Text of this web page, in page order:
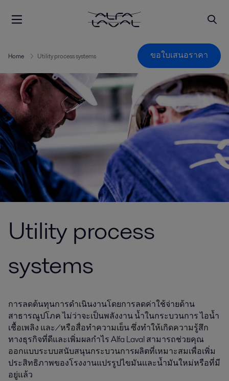
Home Utility process systems ขอใบเสนอราคา
Utility process
systems
การลดต้นทุนการดำเนินงานโดยการลดค่าใช้จ่ายด้าน
สาธารณูปโภค ไม่ว่าจะเป็นพลังงาน น้ำในกระบวนการ ไอน้ำ
เชื้อเพลิง และ/หรือสื่อทำความเย็น ซึ่งทำให้เกิดความรู้สึก
ทางธุรกิจที่ดีและเพิ่มผลกำไร Alfa Laval สามารถช่วยคุณ
ออกแบบระบบสนับสนุนกระบวนการผลิตที่เหมาะสมเพื่อเพิ่ม
ประสิทธิภาพของโรงงานแปรรูปไขมันและน้ำมันใหม่หรือที่มี
อยู่แล้ว